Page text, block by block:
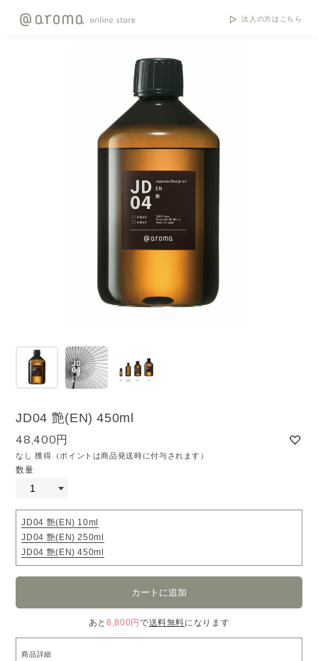
法人の方はこちら
JD04 艶(EN) 450ml
48,400円
なし 獲得（ポイントは商品発送時に付与されます）
数量
JD04 艶(EN) 10ml
JD04 艶(EN) 250ml
JD04 艶(EN) 450ml
あと8,800円 で送料無料になります
商品詳細